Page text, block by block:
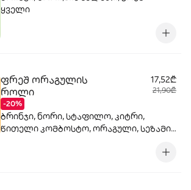
ყველი
ფრეშ ორაგულის
როლი
-20%
17,52₾
21,90₾
ბრინჯი, ნორი, სტაფილო, კიტრი,
წითელი კომბოსტო, ორაგული, სეზამის